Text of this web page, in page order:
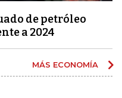
de petróleo
a 2024
MÁS ECONOMÍA